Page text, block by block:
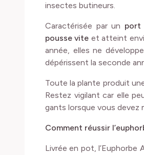
insectes butineurs.
Caractérisée par un port
pousse vite et atteint
année, elles ne
dépérissent la seconde
Toute la plante produit
Restez vigilant car elle
gants lorsque vous devez
Comment réussir
Livrée en pot,